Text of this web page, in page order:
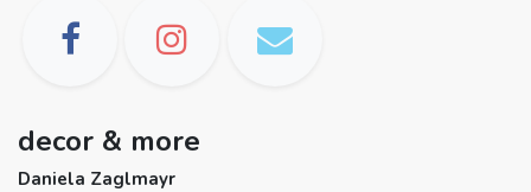
decor & more
Daniela Zaglmayr